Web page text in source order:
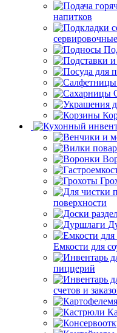
напитков
сервировочные
поверхности
Емкости для
пиццерий
счетов и